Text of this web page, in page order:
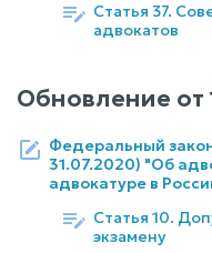
Статья 37.
адвокатов
Обновление от
Федеральный
31.07.2020) "Об
адвокатуре в
Статья 10.
экзамену